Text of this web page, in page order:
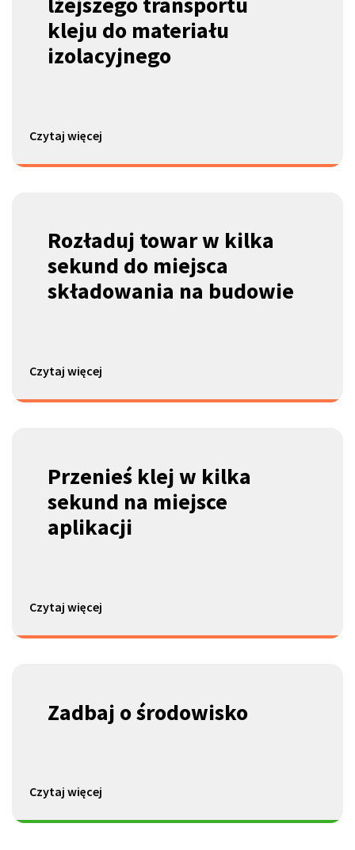
kleju do materiału
izolacyjnego
Czytaj więcej
Rozładuj towar w kilka
sekund do miejsca
składowania na budowie
Czytaj więcej
Przenieś klej w kilka
sekund na miejsce
aplikacji
Czytaj więcej
Zadbaj o środowisko
Czytaj więcej